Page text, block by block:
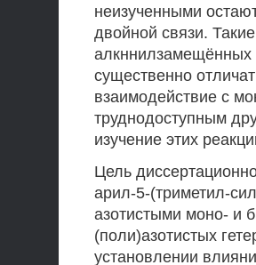
неизученными
двойной связи.
алкннилзамещённых
существенно
взаимодействие с
труднодоступным
изучение этих
Цель
арил-5-(триметил-
азотистыми моно- и
(поли)азотистых
установлении